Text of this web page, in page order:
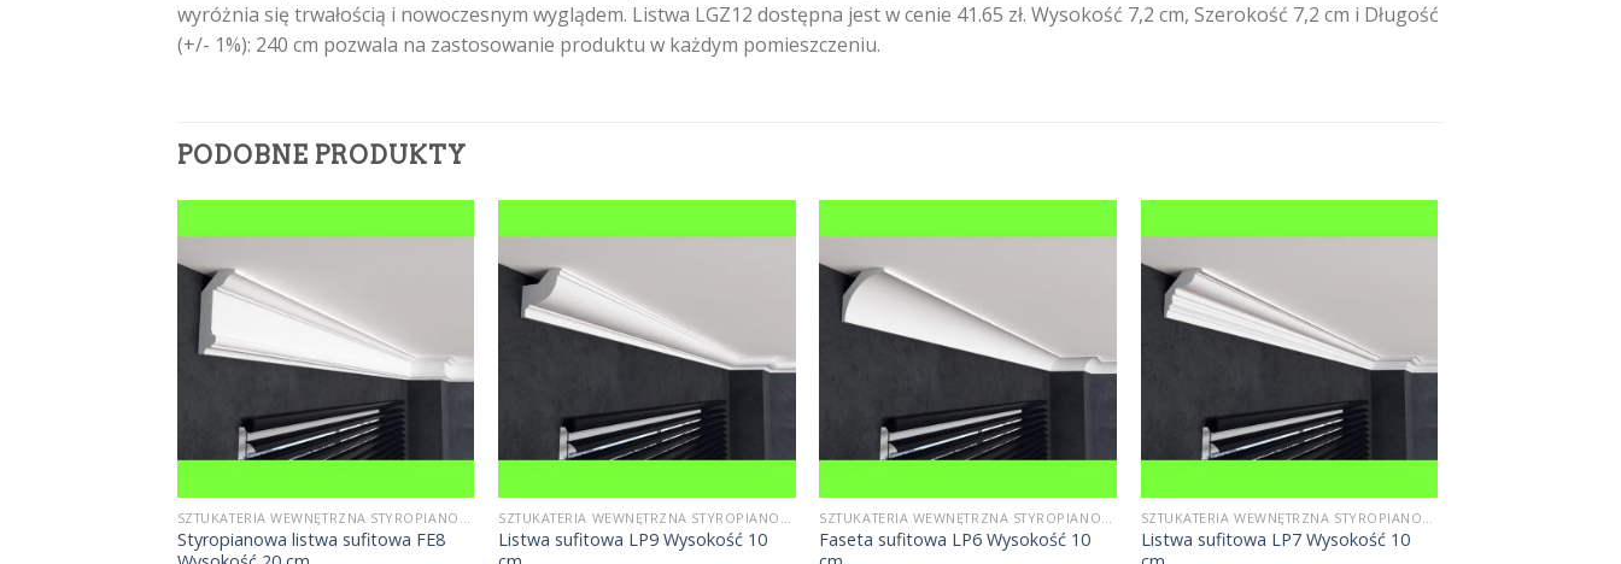
wyróżnia się trwałością i nowoczesnym wyglądem. Listwa LGZ12 dostępna jest w cenie 41.65 zł. Wysokość 7,2 cm, Szerokość 7,2 cm i Długość
(+/- 1%): 240 cm pozwala na zastosowanie produktu w każdym pomieszczeniu.
PODOBNE PRODUKTY
SZTUKATERIA WEWNĘTRZNA STYROPIANOWA
Styropianowa listwa sufitowa FE8
SZTUKATERIA WEWNĘTRZNA STYROPIANOWA
Listwa sufitowa LP9 Wysokość 10
SZTUKATERIA WEWNĘTRZNA STYROPIANOWA
Faseta sufitowa LP6 Wysokość 10
SZTUKATERIA WEWNĘTRZNA STYROPIANOWA
Listwa sufitowa LP7 Wysokość 10